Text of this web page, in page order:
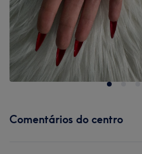
Comentários do centro